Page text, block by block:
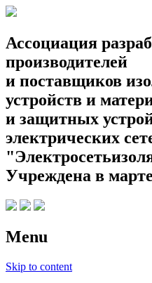
Ассоциация
производителей
и поставщиков
устройств и
и защитных
электрических
Учреждена в марте
Menu
Skip to content